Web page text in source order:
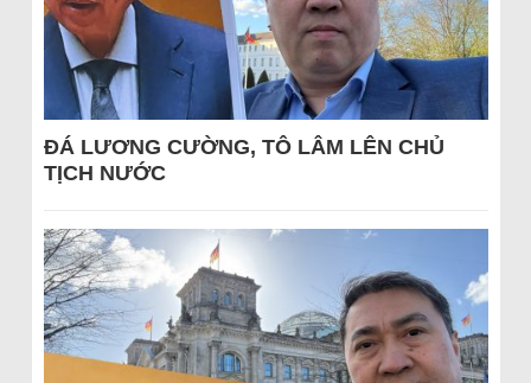
ĐÁ LƯƠNG CƯỜNG, TÔ LÂM LÊN CHỦ
TỊCH NƯỚC